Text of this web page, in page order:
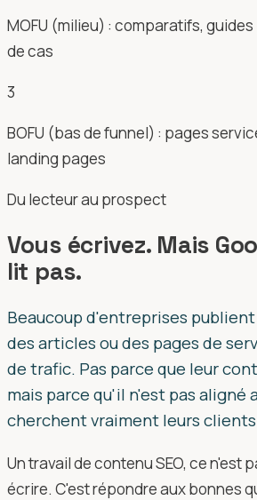
MOFU (milieu) : comparatifs,
de cas
3
BOFU (bas de funnel) : pages
landing pages
Du lecteur au prospect
Vous écrivez. Mais
lit pas.
Beaucoup d'entreprises
des articles ou des pages de
de trafic. Pas parce que leur
mais parce qu'il n'est pas aligné
cherchent vraiment leurs
Un travail de contenu SEO, ce n'est
écrire. C'est répondre aux bonnes